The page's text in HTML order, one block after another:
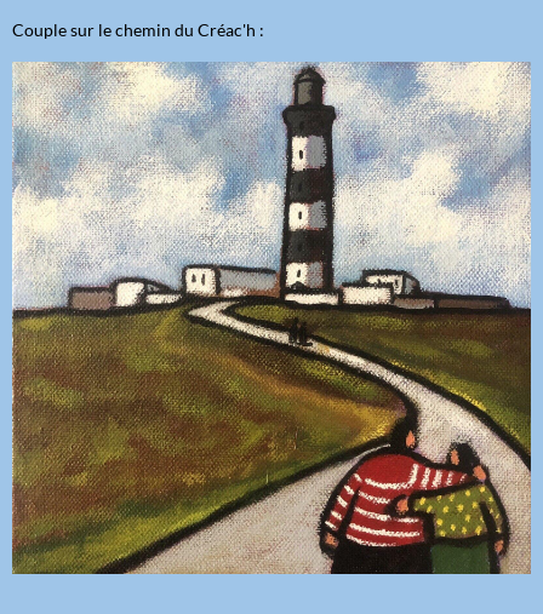
Couple sur le chemin du Créac'h :